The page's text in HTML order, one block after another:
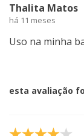
Thalita Matos
há 11 meses
Uso na minha
esta avaliação